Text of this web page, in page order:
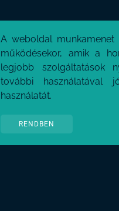
A weboldal munkamenet
működésekor, amik a
legjobb szolgáltatások
további használatával
használatát.
RENDBEN